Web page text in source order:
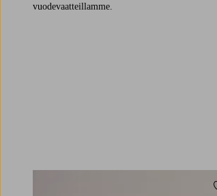
vuodevaatteillamme.